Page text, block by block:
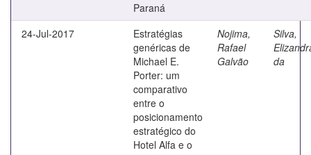
Paraná
24-Jul-2017
Estratégias
genéricas de
Michael E.
Porter: um
comparativo
entre o
posicionamento
estratégico do
Hotel Alfa e o
Nojima,
Rafael
Galvão
Silva,
da